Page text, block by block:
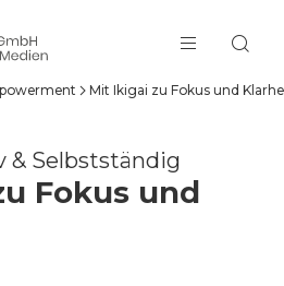
Mit Ikigai zu Fokus und
& Selbstständig
Fokus und